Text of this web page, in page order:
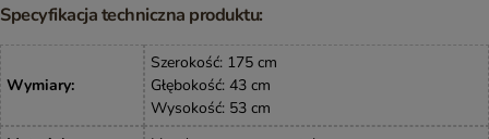
Specyfikacja techniczna produktu:
Wymiary:
Szerokość: 175 cm
Głębokość: 43 cm
Wysokość: 53 cm